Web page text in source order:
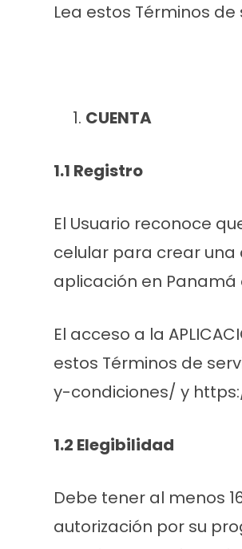
Lea estos Términos
CUENTA
1.1 Registro
El Usuario reconoce
celular para crear una
aplicación en
El acceso a la
estos Términos de
y-condiciones/ y
1.2 Elegibilidad
Debe tener al menos
autorización por su